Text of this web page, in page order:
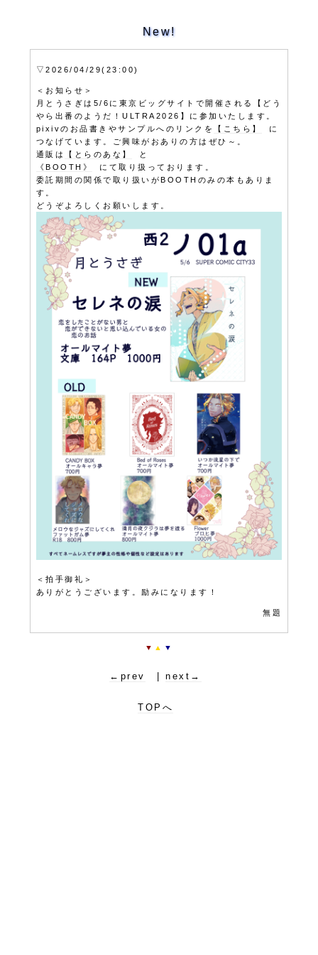
New!
▽2026/04/29(23:00)
＜お知らせ＞
月とうさぎは5/6に東京ビッグサイトで開催される【どう
やら出番のようだ！ULTRA2026】に参加いたします。
pixivのお品書きやサンプルへのリンクを
【こちら】
に
つなげています。ご興味がおありの方はぜひ～。
通販は
【とらのあな】
と
《BOOTH》
にて取り扱っております。
委託期間の関係で取り扱いがBOOTHのみの本もありま
す。
どうぞよろしくお願いします。
＜拍手御礼＞
ありがとうございます。励みになります！
無題
▼ ▲ ▼
←prev |next→
TOPへ